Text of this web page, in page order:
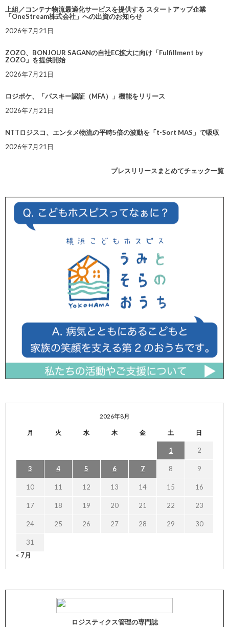
上組／コンテナ物流最適化サービスを提供する スタートアップ企業
「OneStream株式会社」への出資のお知らせ
2026年7月21日
ZOZO、BONJOUR SAGANの自社EC拡大に向け「Fulfillment by
ZOZO」を提供開始
2026年7月21日
ロジポケ、「パスキー認証（MFA）」機能をリリース
2026年7月21日
NTTロジスコ、エンタメ物流の平時5倍の波動を「t-Sort MAS」で吸収
2026年7月21日
プレスリリースまとめてチェック一覧
2026年8月
月 火 水 木 金 土 日
1 2
3 4 5 6 7 8 9
10 11 12 13 14 15 16
17 18 19 20 21 22 23
24 25 26 27 28 29 30
31
« 7月
ロジスティクス管理の専門誌